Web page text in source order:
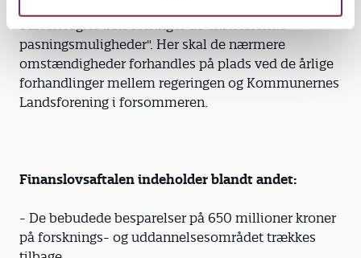
barselsregler ikke forringer de eksisterende
pasningsmuligheder". Her skal de nærmere
omstændigheder forhandles på plads ved de årlige
forhandlinger mellem regeringen og Kommunernes
Landsforening i forsommeren.
Finanslovsaftalen indeholder blandt andet:
- De bebudede besparelser på 650 millioner kroner
på forsknings- og uddannelsesområdet trækkes